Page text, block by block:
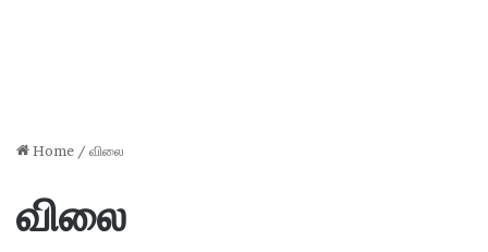
Home / விலை
விலை